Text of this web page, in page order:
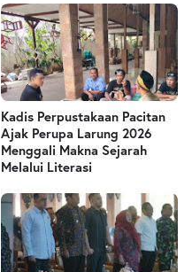
Kadis Perpustakaan Pacitan
Ajak Perupa Larung 2026
Menggali Makna Sejarah
Melalui Literasi